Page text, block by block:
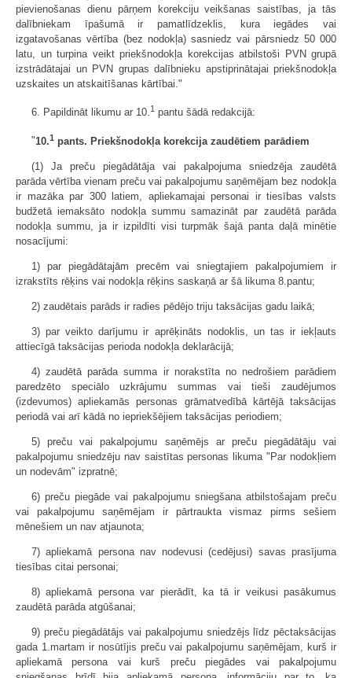
pievienošanas dienu pārņem korekciju veikšanas saistības, ja tās
dalībniekam īpašumā ir pamatlīdzeklis, kura iegādes vai
izgatavošanas vērtība (bez nodokļa) sasniedz vai pārsniedz 50 000
latu, un turpina veikt priekšnodokļa korekcijas atbilstoši PVN grupā
izstrādātajai un PVN grupas dalībnieku apstiprinātajai priekšnodokļa
uzskaites un atskaitīšanas kārtībai."
6. Papildināt likumu ar 10.1 pantu šādā redakcijā:
"10.1 pants. Priekšnodokļa korekcija zaudētiem parādiem
(1) Ja preču piegādātāja vai pakalpojuma sniedzēja zaudētā
parāda vērtība vienam preču vai pakalpojumu saņēmējam bez nodokļa
ir mazāka par 300 latiem, apliekamajai personai ir tiesības valsts
budžetā iemaksāto nodokļa summu samazināt par zaudētā parāda
nodokļa summu, ja ir izpildīti visi turpmāk šajā panta daļā minētie
nosacījumi:
1) par piegādātajām precēm vai sniegtajiem pakalpojumiem ir
izrakstīts rēķins vai nodokļa rēķins saskaņā ar šā likuma 8.pantu;
2) zaudētais parāds ir radies pēdējo triju taksācijas gadu laikā;
3) par veikto darījumu ir aprēķināts nodoklis, un tas ir iekļauts
attiecīgā taksācijas perioda nodokļa deklarācijā;
4) zaudētā parāda summa ir norakstīta no nedrošiem parādiem
paredzēto speciālo uzkrājumu summas vai tieši zaudējumos
(izdevumos) apliekamās personas grāmatvedībā kārtējā taksācijas
periodā vai arī kādā no iepriekšējiem taksācijas periodiem;
5) preču vai pakalpojumu saņēmējs ar preču piegādātāju vai
pakalpojumu sniedzēju nav saistītas personas likuma "Par nodokļiem
un nodevām" izpratnē;
6) preču piegāde vai pakalpojumu sniegšana atbilstošajam preču
vai pakalpojumu saņēmējam ir pārtraukta vismaz pirms sešiem
mēnešiem un nav atjaunota;
7) apliekamā persona nav nodevusi (cedējusi) savas prasījuma
tiesības citai personai;
8) apliekamā persona var pierādīt, ka tā ir veikusi pasākumus
zaudētā parāda atgūšanai;
9) preču piegādātājs vai pakalpojumu sniedzējs līdz pēctaksācijas
gada 1.martam ir nosūtījis preču vai pakalpojumu saņēmējam, kurš ir
apliekamā persona vai kurš preču piegādes vai pakalpojumu